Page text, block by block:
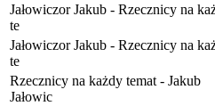
Jałowiczor Jakub - Rzecznicy na
te
Jałowiczor Jakub - Rzecznicy na
te
Rzecznicy na każdy temat - Jakub
Jałowic